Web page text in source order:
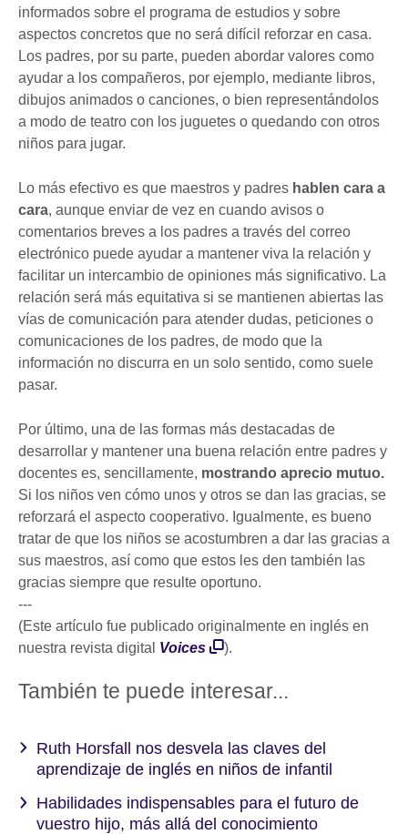
informados sobre el programa de estudios y sobre
aspectos concretos que no será difícil reforzar en casa.
Los padres, por su parte, pueden abordar valores como
ayudar a los compañeros, por ejemplo, mediante libros,
dibujos animados o canciones, o bien representándolos
a modo de teatro con los juguetes o quedando con otros
niños para jugar.
Lo más efectivo es que maestros y padres hablen cara a
cara, aunque enviar de vez en cuando avisos o
comentarios breves a los padres a través del correo
electrónico puede ayudar a mantener viva la relación y
facilitar un intercambio de opiniones más significativo. La
relación será más equitativa si se mantienen abiertas las
vías de comunicación para atender dudas, peticiones o
comunicaciones de los padres, de modo que la
información no discurra en un solo sentido, como suele
pasar.
Por último, una de las formas más destacadas de
desarrollar y mantener una buena relación entre padres y
docentes es, sencillamente, mostrando aprecio mutuo.
Si los niños ven cómo unos y otros se dan las gracias, se
reforzará el aspecto cooperativo. Igualmente, es bueno
tratar de que los niños se acostumbren a dar las gracias a
sus maestros, así como que estos les den también las
gracias siempre que resulte oportuno.
---
(Este artículo fue publicado originalmente en inglés en
nuestra revista digital Voices ).
También te puede interesar...
Ruth Horsfall nos desvela las claves del
aprendizaje de inglés en niños de infantil
Habilidades indispensables para el futuro de
vuestro hijo, más allá del conocimiento